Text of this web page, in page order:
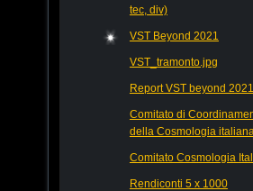
tec, div)
VST Beyond 2021
VST_tramonto.jpg
Report VST beyond 2021
Comitato di
della Cosmologia italiana
Comitato Cosmologia
Rendiconti 5 x 1000